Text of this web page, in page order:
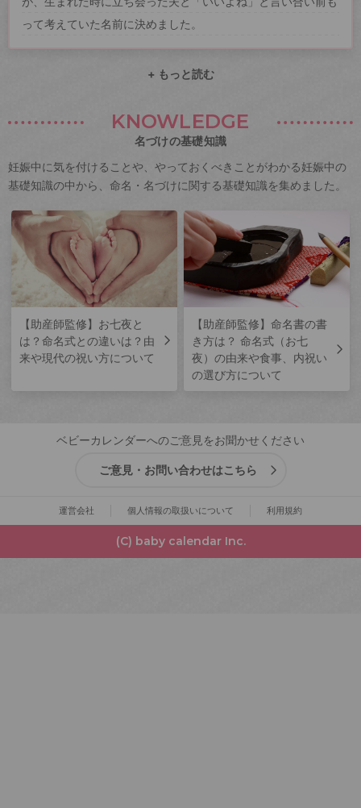
って考えていた名前に決めました。
+ もっと読む
KNOWLEDGE
名づけの基礎知識
妊娠中に気を付けることや、やっておくべきことがわかる妊娠中の
基礎知識の中から、命名・名づけに関する基礎知識を集めました。
【助産師監修】お七夜と
は？命名式との違いは？由
来や現代の祝い方について
【助産師監修】命名書の書
き方は？ 命名式（お七
夜）の由来や食事、内祝い
の選び方について
ベビーカレンダーへのご意見をお聞かせください
ご意見・お問い合わせはこちら
運営会社 個人情報の取扱いについて 利用規約
(C) baby calendar Inc.